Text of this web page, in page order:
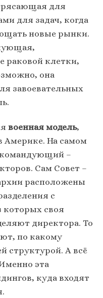
для
для задач, когда
новые рынки.
раковой клетки,
она
завоевательных
военная модель,
Америке. На самом
–
Сам Совет –
расположены
с
которых своя
директора. То
по какому
структурой. А всё
эта
куда входят